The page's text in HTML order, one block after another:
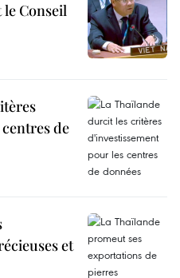
Conseil
de
et